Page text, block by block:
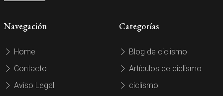
Navegación
Home
Contacto
Aviso Legal
Categorías
Blog de ciclismo
Artículos de ciclismo
ciclismo